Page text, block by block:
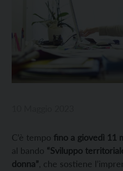
C’è tempo fino a giovedì 11
al bando “Sviluppo
donna” , che sostiene